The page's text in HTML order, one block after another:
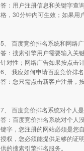
答：用户注册信息和关键字查
格，30分钟内可生效；如果用
5、 百度竞价排名系统和网络
答：搜索引擎用户需要输入关
针对性；网络广告如果按点击
6、 我应如何申请百度竞价排
答：您只需点击新客户注册，
7、 百度竞价排名系统对个人
答：百度竞价排名系统对个人
键字，您注册的网站必须是您
授权，您必须能提供足够的证
供的搜索引擎排名服务。